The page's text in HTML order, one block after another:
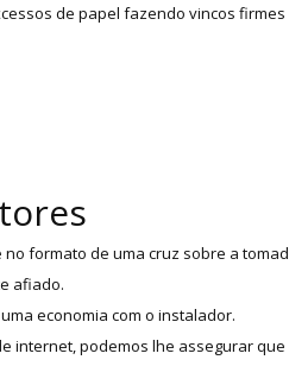
de papel fazendo vincos
formato de uma cruz sobre a
afiado.
economia com o instalador.
podemos lhe assegurar